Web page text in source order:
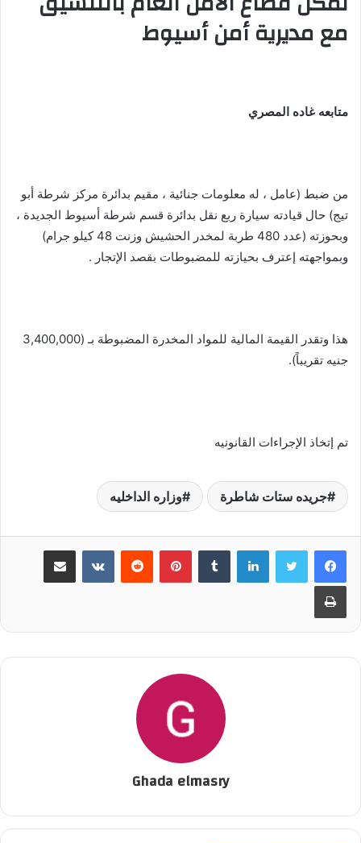
مع مديرية أمن أسيوط
متابعه غاده المصري
من ضبط (عامل ، له معلومات جنائية ، مقيم بدائرة مركز شرطة أبو
تيج) حال قيادته سيارة ربع نقل بدائرة قسم شرطة أسيوط الجديدة ،
وبحوزته (عدد 480 طربة لمخدر الحشيش وزنت 48 كيلو جرام)
وبمواجهته إعترف بحيازته للمضبوطات بقصد الإتجار .
هذا وتقدر القيمة المالية للمواد المخدرة المضبوطة بـ (3,400,000
جنيه تقريباً).
تم إتخاذ الإجراءات القانونيه
جريده ستات شاطرة وزاره الداخليه
لينكدإن بينتيريست
Ghada elmasry